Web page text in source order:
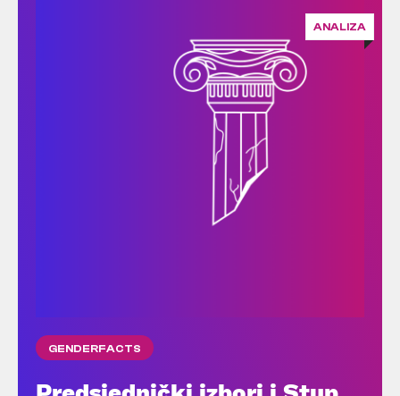
ANALIZA
GENDERFACTS